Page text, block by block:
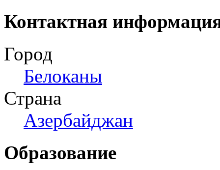
Контактная
Город
Белоканы
Страна
Азербайджан
Образование